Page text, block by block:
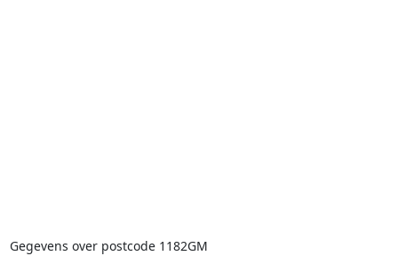
Gegevens over postcode 1182GM